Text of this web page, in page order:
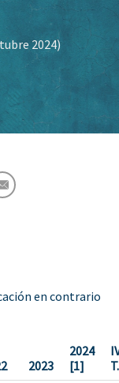
2024)
en contrario
2023
2024
[1]